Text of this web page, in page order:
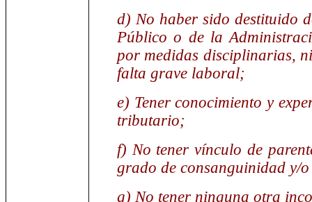
d) No haber sido destituido
Público o de la
por medidas disciplinarias,
falta grave laboral;
e) Tener conocimiento y
tributario;
f) No tener vínculo de
grado de consanguinidad y/
g) No tener ninguna otra